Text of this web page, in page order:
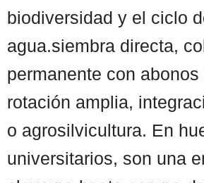
biodiversidad y el ciclo
agua.siembra directa,
permanente con abonos
rotación amplia,
o agrosilvicultura. En
universitarios, son una